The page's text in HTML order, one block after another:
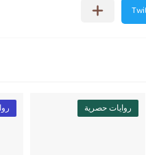
روايات حصرية